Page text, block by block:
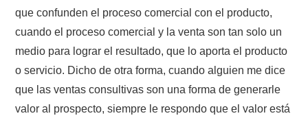
que confunden el proceso comercial con el producto,
cuando el proceso comercial y la venta son tan solo un
medio para lograr el resultado, que lo aporta el producto
o servicio. Dicho de otra forma, cuando alguien me dice
que las ventas consultivas son una forma de generarle
valor al prospecto, siempre le respondo que el valor está